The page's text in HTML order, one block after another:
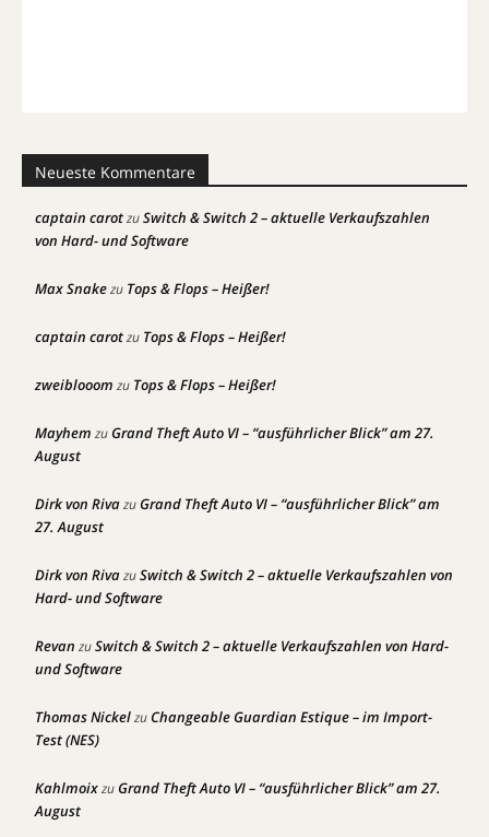
Neueste Kommentare
captain carotzuSwitch & Switch 2 – aktuelle Verkaufszahlen
von Hard- und Software
Max Snakezu Tops & Flops – Heißer!
captain carotzu Tops & Flops – Heißer!
zweiblooom zu Tops & Flops – Heißer!
Mayhem zuGrand Theft Auto VI – “ausführlicher Blick” am 27.
August
Dirk von RivazuGrand Theft Auto VI – “ausführlicher Blick” am
27. August
Dirk von RivazuSwitch & Switch 2 – aktuelle Verkaufszahlen von
Hard- und Software
Revan zuSwitch & Switch 2 – aktuelle Verkaufszahlen von Hard-
und Software
Thomas NickelzuChangeable Guardian Estique – im Import-
Test (NES)
KahlmoixzuGrand Theft Auto VI – “ausführlicher Blick” am 27.
August